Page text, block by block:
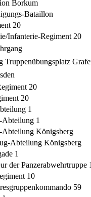
Borkum
Bataillon
20
Infanterie-Regiment 20
Truppenübungsplatz
20
20
1
1
Königsberg
Abteilung Königsberg
1
der Panzerabwehrtruppe
10
59